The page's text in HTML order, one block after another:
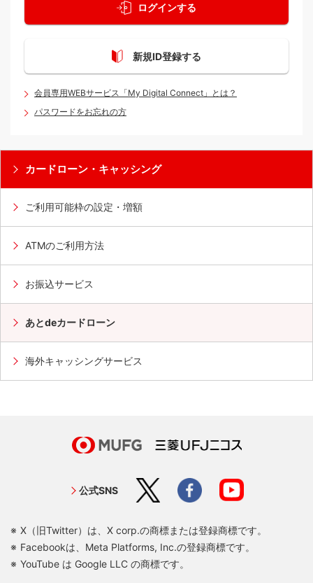
＜ご利用分ごとにカードローンに変更する場合のみ＞
選択したご利用分を確認のうえ、「確認」を押す
ご利用分をすべてカードローンに変更する場合も同様で
ログインする
新規ID登録する
会員専用WEBサービス「My Digital Connect」とは？
パスワードをお忘れの方
カードローン・キャッシング
ご利用可能枠の設定・増額
ATMのご利用方法
お振込サービス
あとdeカードローン
海外キャッシングサービス
公式SNS
X（旧Twitter）は、X corp.の商標または登録商標です。
Facebookは、Meta Platforms, Inc.の登録商標です。
YouTube は Google LLC の商標です。